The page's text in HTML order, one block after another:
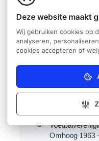
Verwachte
kWh
Verwante
Omhoog 1963
Deze website maakt
Wij gebruiken cookies op
analyseren,
cookies accepteren of
Noodzakelijk
Zonder deze cookies kan
Analytisch
Deze cookies helpen
onze bezoekers de